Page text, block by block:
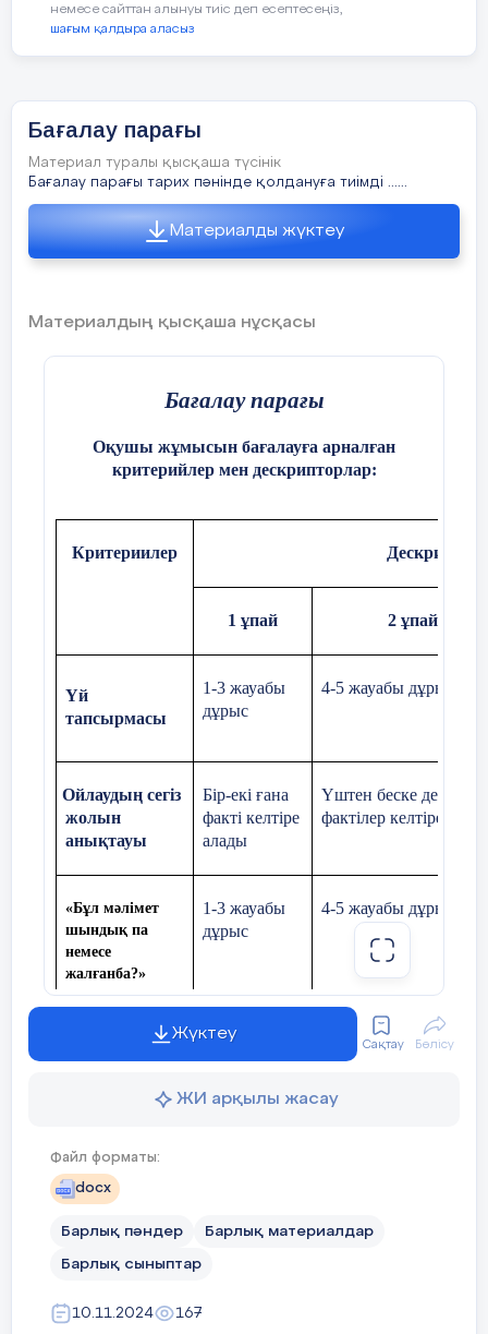
Орта
деңгейде
тудырады
немесе сайттан алынуы тиіс деп есептесеңіз,
шағым қалдыра аласыз
Бағалау парағы
Материал туралы қысқаша түсінік
Бағалау парағы тарих пәнінде қолдануға тиімді ......
Материалды жүктеу
Материалдың қысқаша нұсқасы
Бағалау парағы
Оқушы жұмысын бағалауға арналған
критерийлер мен дескрипторлар:
Критериилер
1 ұпай 2 ұпай
Үй
тапсырмасы
1-3 жауабы
дұрыс
4-5 жауабы дұрыс
Ойлаудың сегіз
жолын
анықтауы
Бір-екі ғана
факті келтіре
алады
Үштен беске дейін
фактілер келтіреді
«Бұл мәлімет
шындық па
немесе
жалғанба?»
1-3 жауабы
дұрыс
4-5 жауабы дұрыс
Оқушының аты-жөні:
Жалпы ұпай саны:
Жүктеу
Сақтау Бөлісу
ЖИ арқылы жасау
Файл форматы:
docx
Барлық пәндер Барлық материалдар
Барлық сыныптар
10.11.2024 167